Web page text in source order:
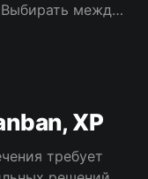
между
и Kanban.
в
XP
требует